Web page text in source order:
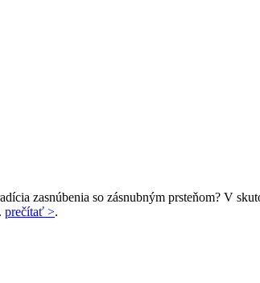
zasnúbenia so zásnubným prsteňom? V
prečítať >.